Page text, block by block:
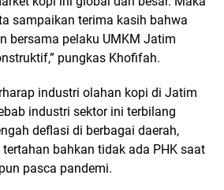
sampaikan terima kasih bahwa
bersama pelaku UMKM Jatim
pungkas Khofifah.
industri olahan kopi di Jatim
industri sektor ini terbilang
deflasi di berbagai daerah,
bahkan tidak ada PHK saat
pasca pandemi.